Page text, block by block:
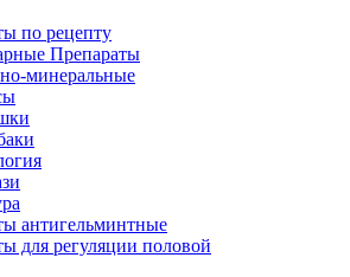
по рецепту
Препараты
минеральные
антигельминтные
для регуляции половой